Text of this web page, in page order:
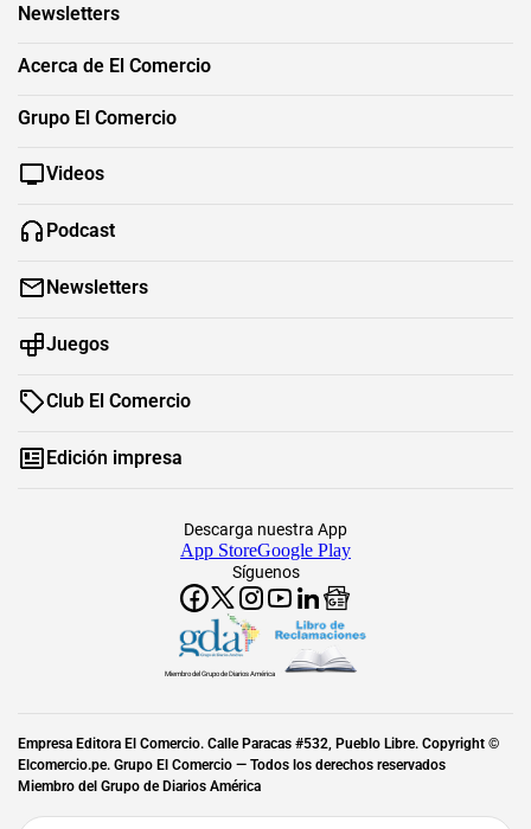
Newsletters
Acerca de El Comercio
Grupo El Comercio
Videos
Podcast
Newsletters
Juegos
Club El Comercio
Edición impresa
Síguenos
Descarga nuestra App
App StoreGoogle Play
Miembro del Grupo de Diarios América
Empresa Editora El Comercio. Calle Paracas #532, Pueblo Libre. Copyright ©
Elcomercio.pe. Grupo El Comercio — Todos los derechos reservados
Miembro del Grupo de Diarios América